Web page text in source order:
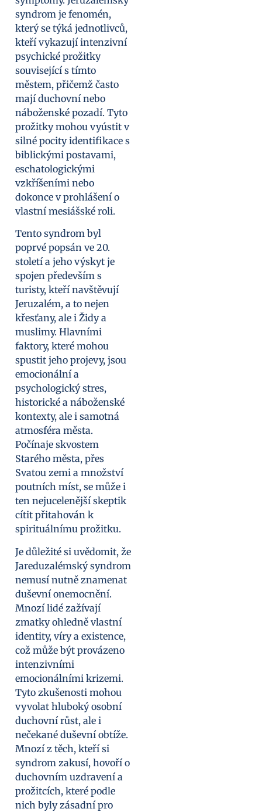
syndrom je fenomén,
který se týká jednotlivců,
kteří vykazují intenzivní
psychické prožitky
související s tímto
městem, přičemž často
mají duchovní nebo
náboženské pozadí. Tyto
prožitky mohou vyústit v
silné pocity identifikace s
biblickými postavami,
eschatologickými
vzkříšeními nebo
dokonce v prohlášení o
vlastní mesiášské roli.
Tento syndrom byl
poprvé popsán ve 20.
století a jeho výskyt je
spojen především s
turisty, kteří navštěvují
Jeruzalém, a to nejen
křesťany, ale i Židy a
muslimy. Hlavními
faktory, které mohou
spustit jeho projevy, jsou
emocionální a
psychologický stres,
historické a náboženské
kontexty, ale i samotná
atmosféra města.
Počínaje skvostem
Starého města, přes
Svatou zemi a množství
poutních míst, se může i
ten nejucelenější skeptik
cítit přitahován k
spirituálnímu prožitku.
Je důležité si uvědomit, že
Jareduzalémský syndrom
nemusí nutně znamenat
duševní onemocnění.
Mnozí lidé zažívají
zmatky ohledně vlastní
identity, víry a existence,
což může být provázeno
intenzivními
emocionálními krizemi.
Tyto zkušenosti mohou
vyvolat hluboký osobní
duchovní růst, ale i
nečekané duševní obtíže.
Mnozí z těch, kteří si
syndrom zakusí, hovoří o
duchovním uzdravení a
prožitcích, které podle
nich byly zásadní pro